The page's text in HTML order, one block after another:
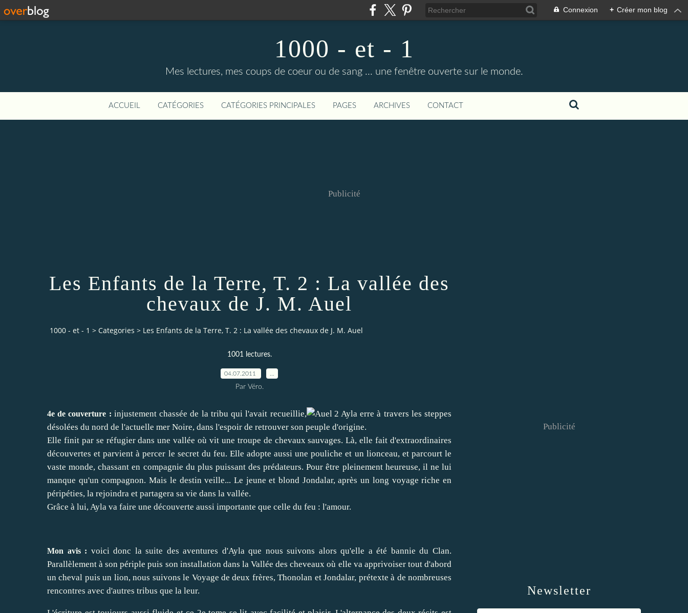
Connexion + Créer mon blog
1000 - et - 1
Mes lectures, mes coups de coeur ou de sang ... une fenêtre ouverte sur le monde.
ACCUEIL CATÉGORIES CATÉGORIES PRINCIPALES PAGES ARCHIVES CONTACT
Publicité
Les Enfants de la Terre, T. 2 : La vallée des
chevaux de J. M. Auel
1000 - et - 1 > Categories > Les Enfants de la Terre, T. 2 : La vallée des chevaux de J. M. Auel
1001 lectures.
04.07.2011
Par Véro.
4e de couverture : injustement chassée de la tribu qui l'avait recueillie,
Ayla erre à travers les steppes
désolées du nord de l'actuelle mer Noire, dans l'espoir de retrouver son peuple d'origine.
Elle finit par se réfugier dans une vallée où vit une troupe de chevaux sauvages. Là, elle fait d'extraordinaires
découvertes et parvient à percer le secret du feu. Elle adopte aussi une pouliche et un lionceau, et parcourt le
vaste monde, chassant en compagnie du plus puissant des prédateurs. Pour être pleinement heureuse, il ne lui
manque qu'un compagnon. Mais le destin veille... Le jeune et blond Jondalar, après un long voyage riche en
péripéties, la rejoindra et partagera sa vie dans la vallée.
Grâce à lui, Ayla va faire une découverte aussi importante que celle du feu : l'amour.
Mon avis : voici donc la suite des aventures d'Ayla que nous suivons alors qu'elle a été bannie du Clan.
Parallèlement à son périple puis son installation dans la Vallée des cheveaux où elle va apprivoiser tout d'abord
un cheval puis un lion, nous suivons le Voyage de deux frères, Thonolan et Jondalar, prétexte à de nombreuses
rencontres avec d'autres tribus que la leur.
Newsletter
Publicité